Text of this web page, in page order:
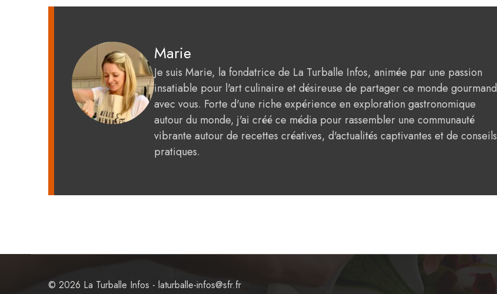
Marie
Je suis Marie, la fondatrice de La Turballe Infos, animée par une passion
insatiable pour l'art culinaire et désireuse de partager ce monde gourmand
avec vous. Forte d'une riche expérience en exploration gastronomique
autour du monde, j'ai créé ce média pour rassembler une communauté
vibrante autour de recettes créatives, d'actualités captivantes et de conseils
pratiques.
© 2026 La Turballe Infos - laturballe-infos@sfr.fr